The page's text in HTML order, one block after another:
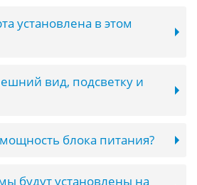
установлена в этом
вид, подсветку и
блока питания?
будут установлены на